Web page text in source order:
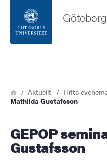
Sidfoten
Om webbplatsen
Länkstig
HemAktuellt Hitta
Mathilda Gustafsson
GEPOP seminar with Mathilda
Gustafsson